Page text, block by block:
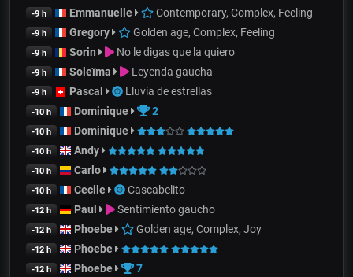
-9 h Emmanuelle Contemporary, Complex, Feeling
-9 h Gregory Golden age, Complex, Feeling
-9 h Sorin No le digas que la quiero
-9 h Soleïma Leyenda gaucha
-9 h Pascal Lluvia de estrellas
-10 h Dominique 2
-10 h Dominique
-10 h Andy
-10 h Carlo
-10 h Cecile Cascabelito
-12 h Paul Sentimiento gaucho
-12 h Phoebe Golden age, Complex, Joy
-12 h Phoebe
-12 h Phoebe 7